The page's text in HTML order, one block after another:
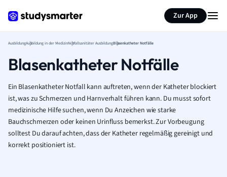
Zur App
AusbildungAusbildung in der MedizinNotfallsanitäter AusbildungBlasenkatheter Notfälle
Blasenkatheter Notfälle
Ein Blasenkatheter Notfall kann auftreten, wenn der Katheter blockiert
ist, was zu Schmerzen und Harnverhalt führen kann. Du musst sofort
medizinische Hilfe suchen, wenn Du Anzeichen wie starke
Bauchschmerzen oder keinen Urinfluss bemerkst. Zur Vorbeugung
solltest Du darauf achten, dass der Katheter regelmäßig gereinigt und
korrekt positioniert ist.